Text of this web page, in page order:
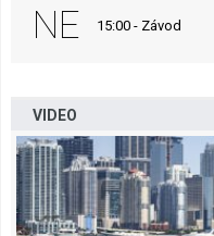
NE 15:00 - Závod
VIDEO